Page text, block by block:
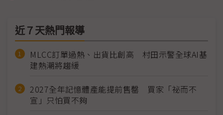
近７天熱門報導
MLCC訂單過熱、出貨比創高 村田示警全球AI基
建熱潮將趨緩
2027全年記憶體產能提前售罄 買家「祕而不
宣」只怕買不夠